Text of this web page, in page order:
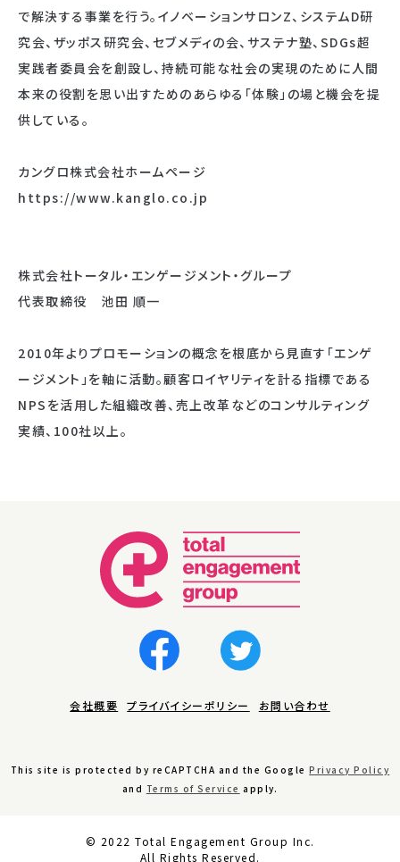
で解決する事業を行う。イノベーションサロンZ、システムD研
究会、ザッポス研究会、セブメディの会、サステナ塾、SDGs超
実践者委員会を創設し、持続可能な社会の実現のために人間
本来の役割を思い出すためのあらゆる「体験」の場と機会を提
供している。
カングロ株式会社ホームページ
https://www.kanglo.co.jp
株式会社トータル・エンゲージメント・グループ
代表取締役 池田 順一
2010年よりプロモーションの概念を根底から見直す「エンゲ
ージメント」を軸に活動。顧客ロイヤリティを計る指標である
NPSを活用した組織改善、売上改革などのコンサルティング
実績、100社以上。
会社概要 プライバイシーポリシー お問い合わせ
This site is protected by reCAPTCHA and the GooglePrivacy Policy
and Terms of Service apply.
© 2022 Total Engagement Group Inc.
All Rights Reserved.